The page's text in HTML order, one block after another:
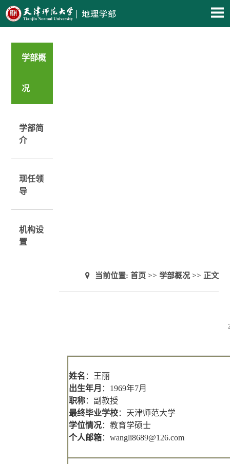
学部概
况
学部简
介
现任领
导
机构设
置
当前位置: 首页 >> 学部概况>> 正文
姓名 ：王丽
出生年月 ： 1969年7月
职称：副教授
最终毕业学校：天津师范大学
学位情况：教育学硕士
个人邮箱： wangli8689@126.com